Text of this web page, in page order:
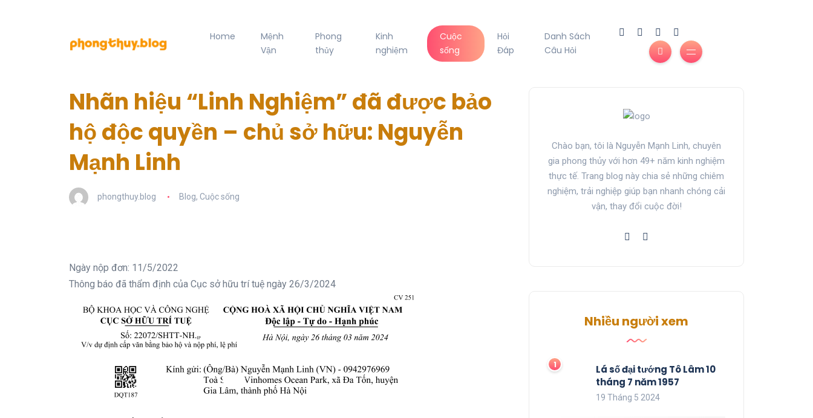
Home
Mệnh
Vận
Phong
thủy
Kinh
nghiệm
Cuộc
sống
Hỏi
Đáp
Danh Sách
Câu Hỏi
Nhãn hiệu “Linh Nghiệm” đã được bảo
hộ độc quyền – chủ sở hữu: Nguyễn
Mạnh Linh
phongthuy.blog Blog, Cuộc sống
Ngày nộp đơn: 11/5/2022
Thông báo đã thẩm định của Cục sở hữu trí tuệ ngày 26/3/2024
Chào bạn, tôi là Nguyễn Mạnh Linh, chuyên
gia phong thủy với hơn 49+ năm kinh nghiệm
thực tế. Trang blog này chia sẻ những chiêm
nghiệm, trải nghiệp giúp bạn nhanh chóng cải
vận, thay đổi cuộc đời!
Nhiều người xem
Lá số đại tướng Tô Lâm 10
tháng 7 năm 1957
19 Tháng 5 2024